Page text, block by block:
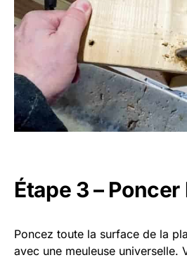
Étape 3 –
Poncez toute la surface de la
avec une meuleuse universelle.